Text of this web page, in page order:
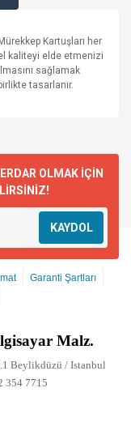
Kartuşları her
kaliteyi elde etmenizi
sağlamak
tasarlanır.
OLMAK İÇİN
KAYDOL
Garanti Şartları
Malz.
Beylikdüzü / Istanbul
354 7715